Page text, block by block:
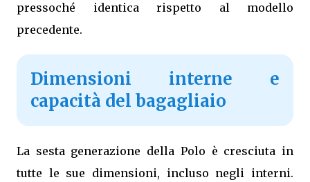
pressoché identica rispetto al modello
precedente.
Dimensioni interne e
capacità del bagagliaio
La sesta generazione della Polo è cresciuta in
tutte le sue dimensioni, incluso negli interni.